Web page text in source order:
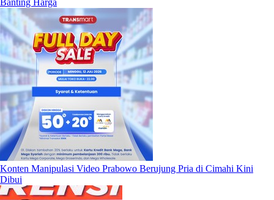
Konten Manipulasi Video Prabowo Berujung Pria di Cimahi Kini
Dibui